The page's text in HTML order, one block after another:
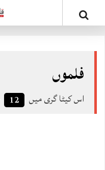
فلموں
اس کیٹا گری میں 12